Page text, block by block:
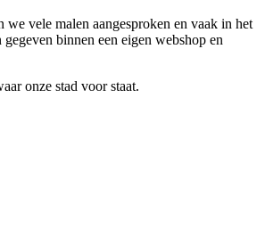
vele malen aangesproken en vaak in het
binnen een eigen webshop en
onze stad voor staat.